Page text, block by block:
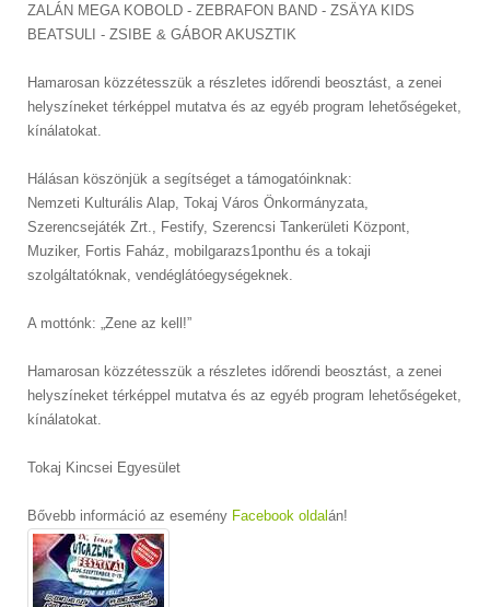
ZALÁN MEGA KOBOLD - ZEBRAFON BAND - ZSÄYA KIDS
BEATSULI - ZSIBE & GÁBOR AKUSZTIK
Hamarosan közzétesszük a részletes időrendi beosztást, a zenei
helyszíneket térképpel mutatva és az egyéb program lehetőségeket,
kínálatokat.
Hálásan köszönjük a segítséget a támogatóinknak:
Nemzeti Kulturális Alap, Tokaj Város Önkormányzata,
Szerencsejáték Zrt., Festify, Szerencsi Tankerületi Központ,
Muziker, Fortis Faház, mobilgarazs1ponthu és a tokaji
szolgáltatóknak, vendéglátóegységeknek.
A mottónk: „Zene az kell!”
Hamarosan közzétesszük a részletes időrendi beosztást, a zenei
helyszíneket térképpel mutatva és az egyéb program lehetőségeket,
kínálatokat.
Tokaj Kincsei Egyesület
Bővebb információ az esemény Facebook oldal án!